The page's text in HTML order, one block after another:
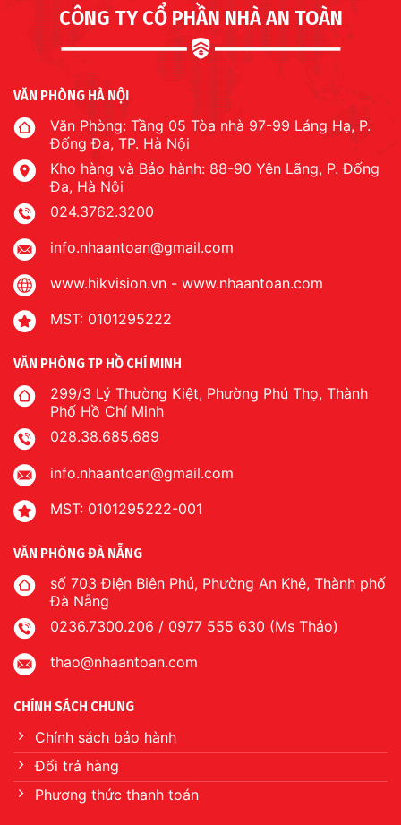
CÔNG TY CỔ PHẦN NHÀ AN TOÀN
VĂN PHÒNG HÀ NỘI
Văn Phòng: Tầng 05 Tòa nhà 97-99 Láng Hạ, P.
Đống Đa, TP. Hà Nội
Kho hàng và Bảo hành: 88-90 Yên Lãng, P. Đống
Đa, Hà Nội
024.3762.3200
info.nhaantoan@gmail.com
www.hikvision.vn - www.nhaantoan.com
MST: 0101295222
VĂN PHÒNG TP HỒ CHÍ MINH
299/3 Lý Thường Kiệt, Phường Phú Thọ, Thành
Phố Hồ Chí Minh
028.38.685.689
info.nhaantoan@gmail.com
MST: 0101295222-001
VĂN PHÒNG ĐÀ NẴNG
số 703 Điện Biên Phủ, Phường An Khê, Thành phố
Đà Nẵng
0236.7300.206 / 0977 555 630 (Ms Thảo)
thao@nhaantoan.com
CHÍNH SÁCH CHUNG
Chính sách bảo hành
Đổi trả hàng
Phương thức thanh toán